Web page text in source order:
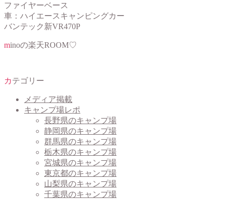
ファイヤーベース
車：ハイエースキャンピングカー
バンテック新VR470P
minoの楽天ROOM♡
カテゴリー
メディア掲載
キャンプ場レポ
長野県のキャンプ場
静岡県のキャンプ場
群馬県のキャンプ場
栃木県のキャンプ場
宮城県のキャンプ場
東京都のキャンプ場
山梨県のキャンプ場
千葉県のキャンプ場